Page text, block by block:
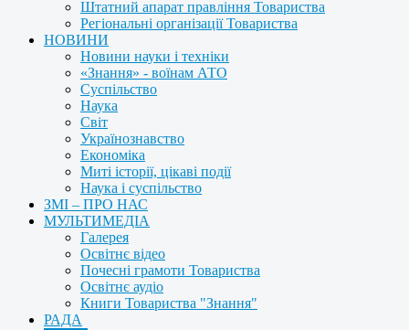
Штатний апарат правління Товариства
Регіональні організації Товариства
НОВИНИ
Новини науки і техніки
«Знання» - воїнам АТО
Суспільство
Наука
Світ
Українознавство
Економіка
Миті історії, цікаві події
Наука і суспільство
ЗМІ – ПРО НАС
МУЛЬТИМЕДІА
Галерея
Освітнє відео
Почесні грамоти Товариства
Освітнє аудіо
Книги Товариства "Знання"
РАДА